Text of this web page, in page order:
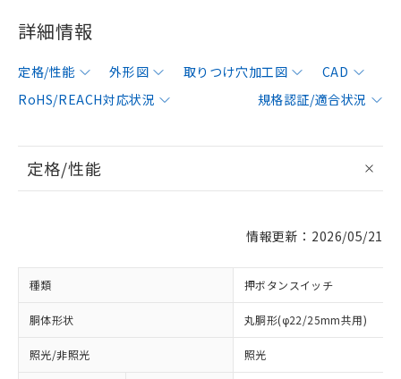
詳細情報
定格/性能 外形図 取りつけ穴加工図
CAD
RoHS/REACH対応状況
規格認証/適合状況
定格/性能
情報更新：2026/05/21
種類 押ボタンスイッチ
胴体形状 丸胴形(φ22/25mm共用)
照光/非照光 照光